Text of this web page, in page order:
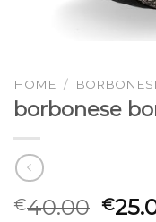
HOME /
borbonese
€40.00 €